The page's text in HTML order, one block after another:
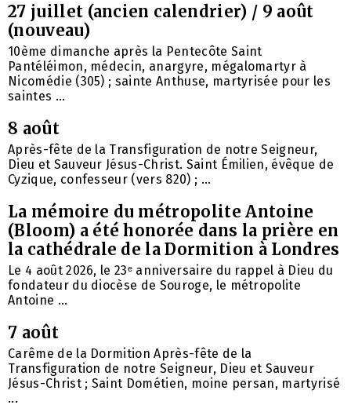
27 juillet (ancien calendrier) / 9 août
(nouveau)
10ème dimanche après la Pentecôte Saint
Pantéléimon, médecin, anargyre, mégalomartyr à
Nicomédie (305) ; sainte Anthuse, martyrisée pour les
saintes ...
8 août
Après-fête de la Transfiguration de notre Seigneur,
Dieu et Sauveur Jésus-Christ. Saint Émilien, évêque de
Cyzique, confesseur (vers 820) ; ...
La mémoire du métropolite Antoine
(Bloom) a été honorée dans la prière en
la cathédrale de la Dormition à Londres
Le 4 août 2026, le 23ᵉ anniversaire du rappel à Dieu du
fondateur du diocèse de Souroge, le métropolite
Antoine ...
7 août
Carême de la Dormition Après-fête de la
Transfiguration de notre Seigneur, Dieu et Sauveur
Jésus-Christ ; Saint Dométien, moine persan, martyrisé
...